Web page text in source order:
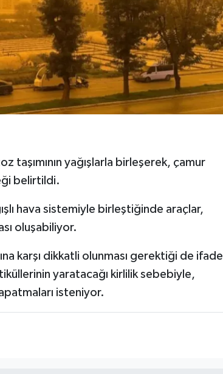
taşımının yağışlarla birleşerek, çamur
belirtildi.
hava sistemiyle birleştiğinde araçlar,
oluşabiliyor.
karşı dikkatli olunması gerektiği de ifade
yaratacağı kirlilik sebebiyle,
isteniyor.